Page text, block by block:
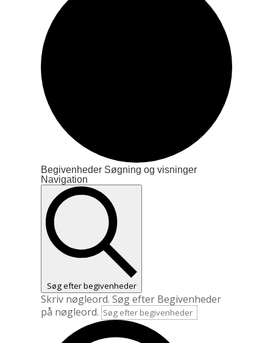
Begivenheder
Begivenheder Søgning og visninger
Navigation
Søg efter begivenheder
Skriv nøgleord. Søg efter Begivenheder
på nøgleord.